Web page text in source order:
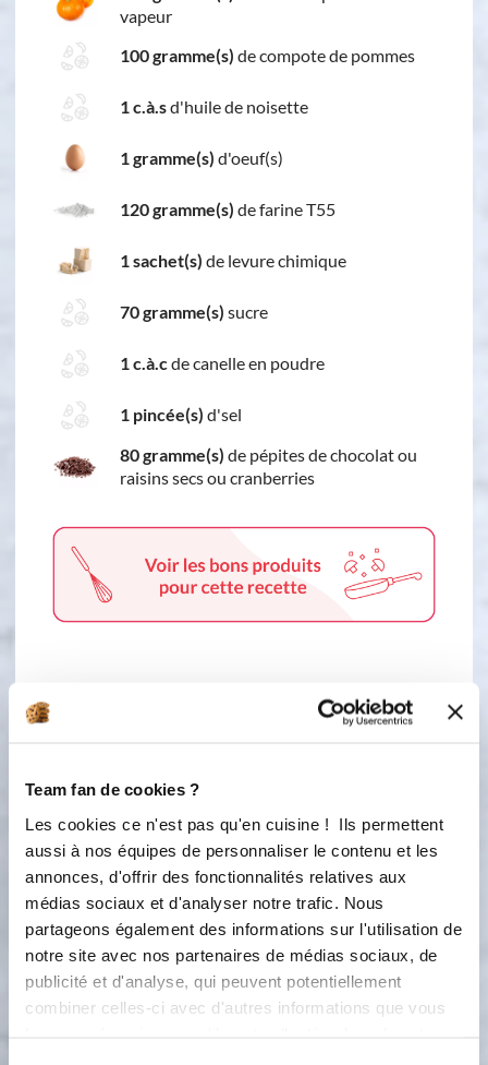
Team fan de cookies ?
Les cookies ce n'est pas qu'en cuisine ! Ils permettent
aussi à nos équipes de personnaliser le contenu et les
annonces, d'offrir des fonctionnalités relatives aux
médias sociaux et d'analyser notre trafic. Nous
partageons également des informations sur l'utilisation de
notre site avec nos partenaires de médias sociaux, de
publicité et d'analyse, qui peuvent potentiellement
combiner celles-ci avec d'autres informations que vous
vapeur
100 gramme(s) de compote de pommes
1 c.à.sd'huile de noisette
1 gramme(s) d'oeuf(s)
120 gramme(s) de farine T55
1 sachet(s) de levure chimique
70 gramme(s) sucre
1 c.à.cde canelle en poudre
1 pincée(s) d'sel
80 gramme(s) de pépites de chocolat ou
raisins secs ou cranberries
5 étapes
1
Pesez 100g de dés de potiron
refroidis, 100g de compote, ajouter 1
cas d’huile et l’œuf. Mixez en Vitesse 4
et augmentez quelques secondes
jusqu’à la vitesse 10 afin de réduire en
purée le potiron.
Progressive :
10